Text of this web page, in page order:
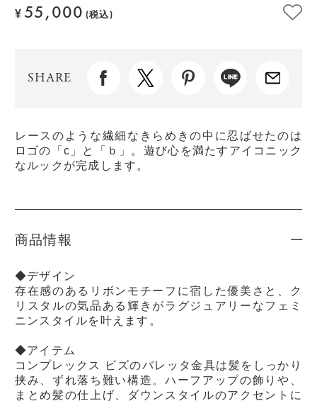
¥ 55,000 (税込)
SHARE
レースのような繊細なきらめきの中に忍ばせたのは
ロゴの「c」と「ｂ」。遊び心を満たすアイコニック
なルックが完成します。
商品情報
◆デザイン
存在感のあるリボンモチーフに宿した優美さと、ク
リスタルの気品ある輝きがラグジュアリーなフェミ
ニンスタイルを叶えます。
◆アイテム
コンプレックス ビズのバレッタ金具は髪をしっかり
挟み、ずれ落ち難い構造。ハーフアップの飾りや、
まとめ髪の仕上げ、ダウンスタイルのアクセントに